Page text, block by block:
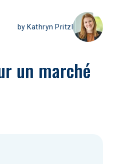
byKathryn Pritzl
un marché